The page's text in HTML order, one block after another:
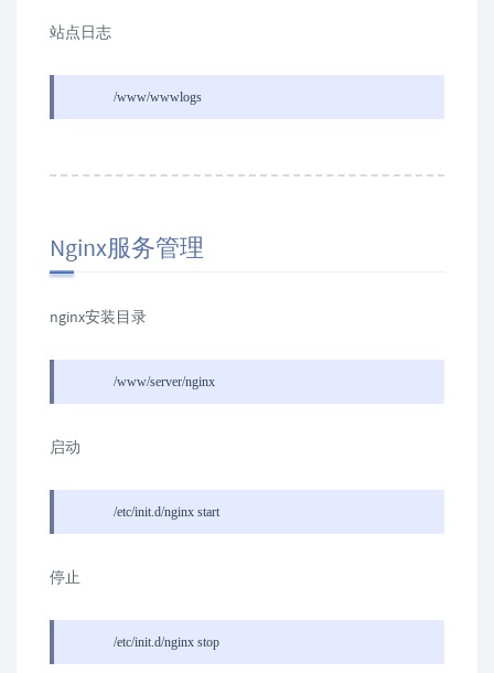
站点日志
/www/wwwlogs
Nginx服务管理
nginx安装目录
/www/server/nginx
启动
/etc/init.d/nginx start
停止
/etc/init.d/nginx stop